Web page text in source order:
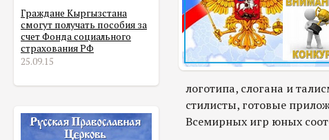
Граждане Кыргызстана
смогут получать пособия за
счет Фонда социального
страхования РФ
25.09.15
логотипа, слогана и
стилисты, готовые
Всемирных игр юных